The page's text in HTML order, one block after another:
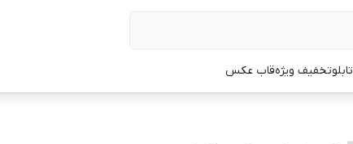
تابلوتخفیف ویژهقاب عکس